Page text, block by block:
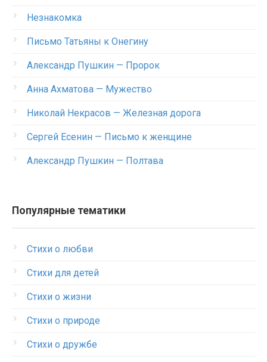
Незнакомка
Письмо Татьяны к Онегину
Александр Пушкин — Пророк
Анна Ахматова — Мужество
Николай Некрасов — Железная дорога
Сергей Есенин — Письмо к женщине
Александр Пушкин — Полтава
Популярные тематики
Стихи о любви
Стихи для детей
Стихи о жизни
Стихи о природе
Стихи о дружбе